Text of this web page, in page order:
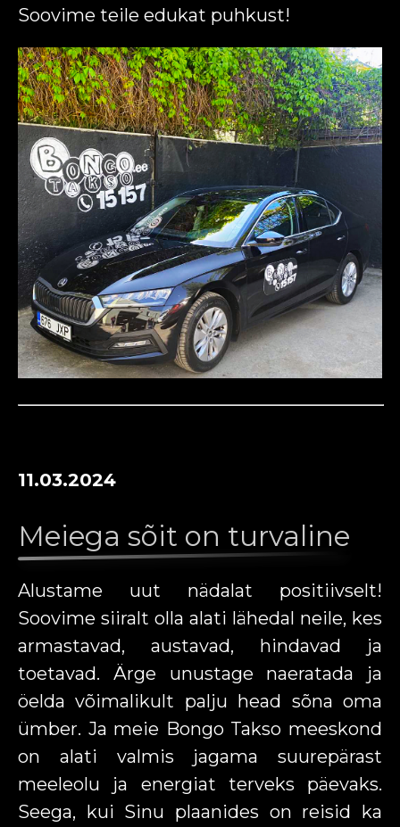
Soovime teile edukat puhkust!
11.03.2024
Meiega sõit on turvaline
Alustame uut nädalat positiivselt!
Soovime siiralt olla alati lähedal neile, kes
armastavad, austavad, hindavad ja
toetavad. Ärge unustage naeratada ja
öelda võimalikult palju head sõna oma
ümber. Ja meie Bongo Takso meeskond
on alati valmis jagama suurepärast
meeleolu ja energiat terveks päevaks.
Seega, kui Sinu plaanides on reisid ka